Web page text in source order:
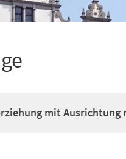
mit Ausrichtung